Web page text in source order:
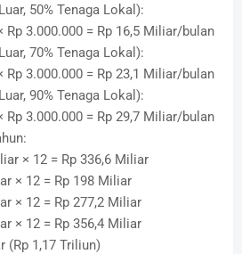
50% Tenaga Lokal):
Rp 3.000.000 = Rp 16,5 Miliar/bulan
70% Tenaga Lokal):
Rp 3.000.000 = Rp 23,1 Miliar/bulan
90% Tenaga Lokal):
Rp 3.000.000 = Rp 29,7 Miliar/bulan
× 12 = Rp 336,6 Miliar
× 12 = Rp 198 Miliar
× 12 = Rp 277,2 Miliar
× 12 = Rp 356,4 Miliar
(Rp 1,17 Triliun)